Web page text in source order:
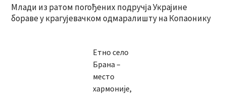
Млади из ратом погођених подручја Украјине
бораве у крагујевачком одмаралишту на Копаонику
Етно село
Брана –
место
хармоније,